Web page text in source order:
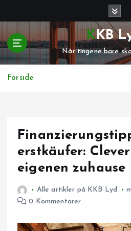
i
i
KKB
Når tingene bare
Forside
erstkäufer:
eigenen zuhause
Alle artikler på KKB Lyd
0 Kommentarer